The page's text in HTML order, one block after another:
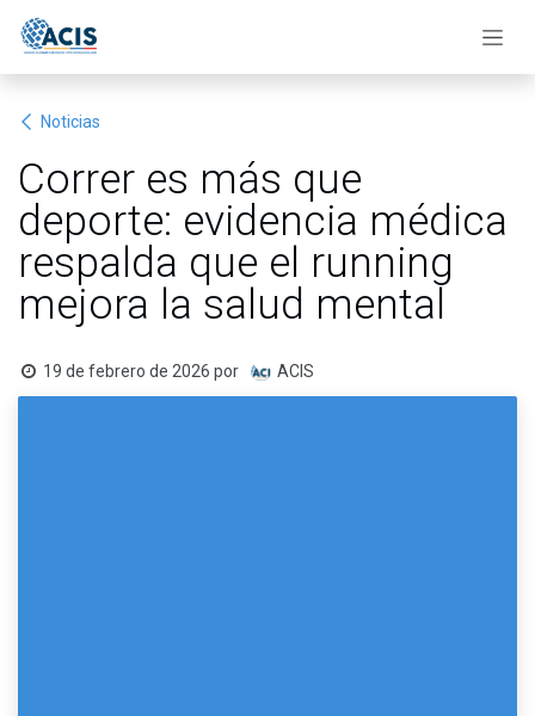
Noticias
Correr es más que
deporte: evidencia médica
respalda que el running
mejora la salud mental
19 de febrero de 2026 por ACIS